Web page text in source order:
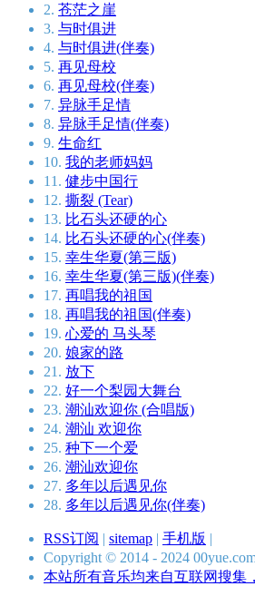
2. 苍茫之崖
3. 与时俱进
4. 与时俱进(伴奏)
5. 再见母校
6. 再见母校(伴奏)
7. 异脉手足情
8. 异脉手足情(伴奏)
9. 生命红
10. 我的老师妈妈
11. 健步中国行
12. 撕裂 (Tear)
13. 比石头还硬的心
14. 比石头还硬的心(伴奏)
15. 幸生华夏(第三版)
16. 幸生华夏(第三版)(伴奏)
17. 再唱我的祖国
18. 再唱我的祖国(伴奏)
19. 心爱的 马头琴
20. 娘家的路
21. 放下
22. 好一个梨园大舞台
23. 潮汕欢迎你 (合唱版)
24. 潮汕 欢迎你
25. 种下一个爱
26. 潮汕欢迎你
27. 多年以后遇见你
28. 多年以后遇见你(伴奏)
RSS订阅 | sitemap | 手机版 |
Copyright © 2014 - 2024
本站所有音乐均来自互联网搜集